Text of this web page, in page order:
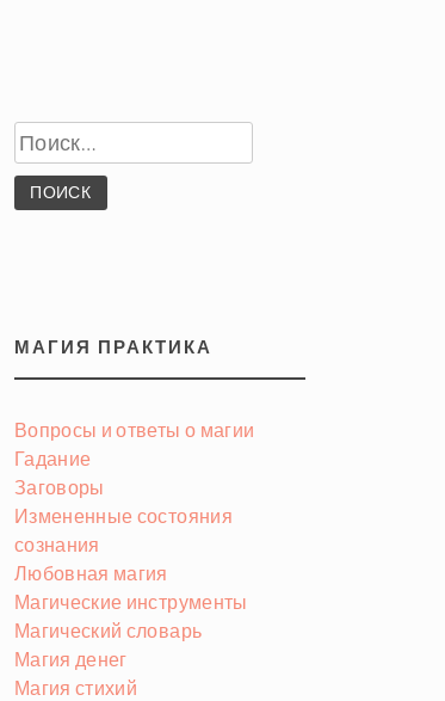
Найти:
МАГИЯ ПРАКТИКА
Вопросы и ответы о магии
Гадание
Заговоры
Измененные состояния
сознания
Любовная магия
Магические инструменты
Магический словарь
Магия денег
Магия стихий